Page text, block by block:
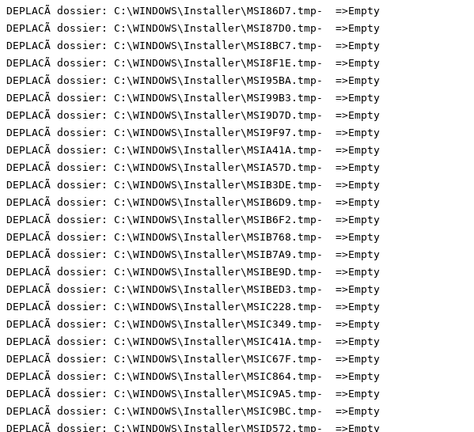
DEPLACÃ dossier: C:\WINDOWS\Installer\MSI86D7.tmp-  =>Empty
DEPLACÃ dossier: C:\WINDOWS\Installer\MSI87D0.tmp-  =>Empty
DEPLACÃ dossier: C:\WINDOWS\Installer\MSI8BC7.tmp-  =>Empty
DEPLACÃ dossier: C:\WINDOWS\Installer\MSI8F1E.tmp-  =>Empty
DEPLACÃ dossier: C:\WINDOWS\Installer\MSI95BA.tmp-  =>Empty
DEPLACÃ dossier: C:\WINDOWS\Installer\MSI99B3.tmp-  =>Empty
DEPLACÃ dossier: C:\WINDOWS\Installer\MSI9D7D.tmp-  =>Empty
DEPLACÃ dossier: C:\WINDOWS\Installer\MSI9F97.tmp-  =>Empty
DEPLACÃ dossier: C:\WINDOWS\Installer\MSIA41A.tmp-  =>Empty
DEPLACÃ dossier: C:\WINDOWS\Installer\MSIA57D.tmp-  =>Empty
DEPLACÃ dossier: C:\WINDOWS\Installer\MSIB3DE.tmp-  =>Empty
DEPLACÃ dossier: C:\WINDOWS\Installer\MSIB6D9.tmp-  =>Empty
DEPLACÃ dossier: C:\WINDOWS\Installer\MSIB6F2.tmp-  =>Empty
DEPLACÃ dossier: C:\WINDOWS\Installer\MSIB768.tmp-  =>Empty
DEPLACÃ dossier: C:\WINDOWS\Installer\MSIB7A9.tmp-  =>Empty
DEPLACÃ dossier: C:\WINDOWS\Installer\MSIBE9D.tmp-  =>Empty
DEPLACÃ dossier: C:\WINDOWS\Installer\MSIBED3.tmp-  =>Empty
DEPLACÃ dossier: C:\WINDOWS\Installer\MSIC228.tmp-  =>Empty
DEPLACÃ dossier: C:\WINDOWS\Installer\MSIC349.tmp-  =>Empty
DEPLACÃ dossier: C:\WINDOWS\Installer\MSIC41A.tmp-  =>Empty
DEPLACÃ dossier: C:\WINDOWS\Installer\MSIC67F.tmp-  =>Empty
DEPLACÃ dossier: C:\WINDOWS\Installer\MSIC864.tmp-  =>Empty
DEPLACÃ dossier: C:\WINDOWS\Installer\MSIC9A5.tmp-  =>Empty
DEPLACÃ dossier: C:\WINDOWS\Installer\MSIC9BC.tmp-  =>Empty
DEPLACÃ dossier: C:\WINDOWS\Installer\MSID572.tmp-  =>Empty